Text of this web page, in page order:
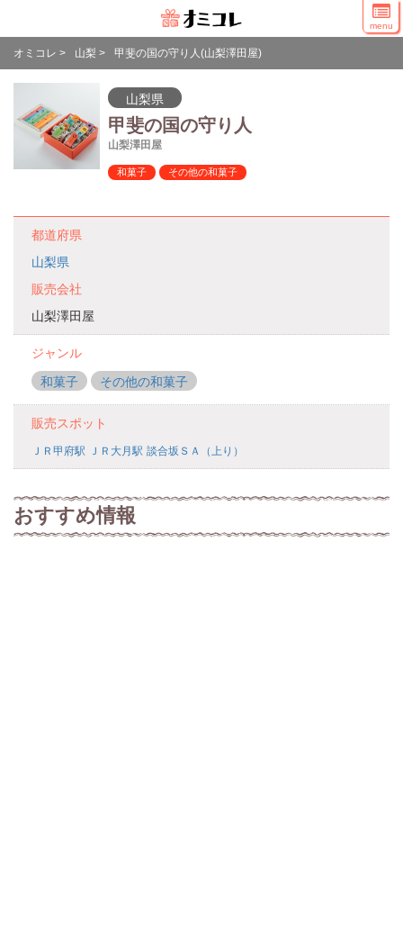
menu
オミコレ > 山梨 > 甲斐の国の守り人(山梨澤田屋)
山梨県
甲斐の国の守り人
山梨澤田屋
和菓子 その他の和菓子
都道府県
山梨県
販売会社
山梨澤田屋
ジャンル
和菓子
その他の和菓子
販売スポット
ＪＲ甲府駅 ＪＲ大月駅 談合坂ＳＡ（上り）
おすすめ情報